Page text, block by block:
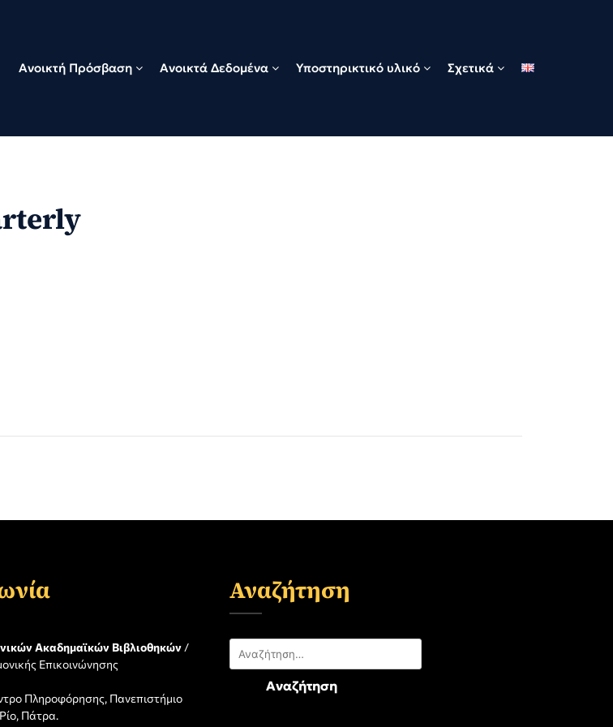
Ανοικτή Πρόσβαση Ανοικτά Δεδομένα Υποστηρικτικό υλικό Σχετικά
Ακαδημαϊκών Βιβλιοθηκών /
Επικοινώνησης
Πληροφόρησης, Πανεπιστήμιο
Πάτρα.
Αναζήτηση
Αναζήτηση
για: